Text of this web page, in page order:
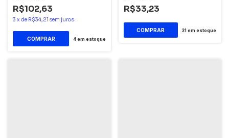
R$102,63
3 x de R$34,21 sem juros
4em estoque
R$33,23
31 em estoque